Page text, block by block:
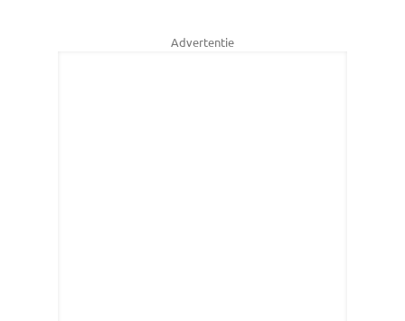
Advertentie